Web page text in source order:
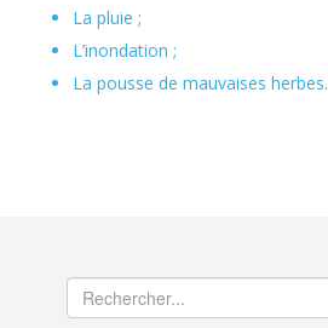
La pluie ;
L’inondation ;
La pousse de mauvaises herbes.